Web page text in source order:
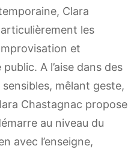
Clara
les
et
A l’aise dans des
mêlant geste,
Chastagnac propose
au niveau du
avec l’enseigne,